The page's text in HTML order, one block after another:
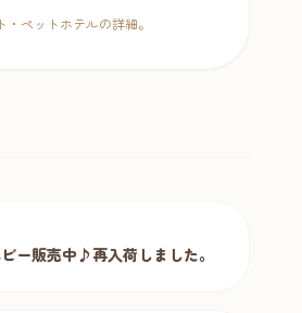
ペットホテルの詳細。
ー販売中♪再入荷しました。